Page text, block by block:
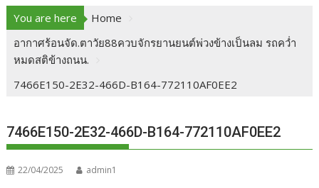
You are here
Home
อากาศร้อนจัด.ตาวัย88ควบจักรยานยนต์พ่วงข้างเป็นลม รถคว่ำ
หมดสติข้างถนน.
7466E150-2E32-466D-B164-772110AF0EE2
7466E150-2E32-466D-B164-772110AF0EE2
22/04/2025 admin1